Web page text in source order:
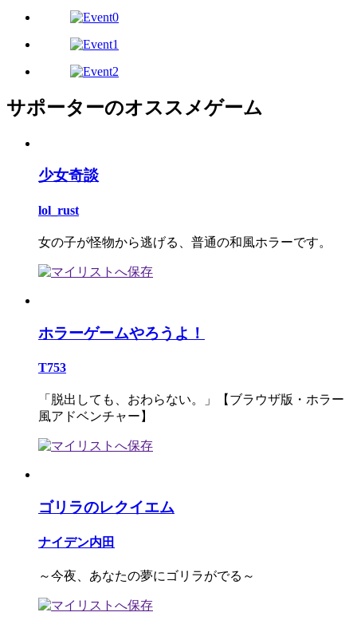
サポーターのオススメゲーム
少女奇談
lol_rust
女の子が怪物から逃げる、普通の和風ホラーです。
ホラーゲームやろうよ！
T753
「脱出しても、おわらない。」【ブラウザ版・ホラー
風アドベンチャー】
ゴリラのレクイエム
ナイデン内田
～今夜、あなたの夢にゴリラがでる～